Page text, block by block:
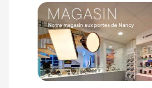
batterie DJI d'origine supplémentaire,
sessions créatives sans interruption.
Conçue pour l'immersion et la
Oubliez la gêne des caméras d'action
bras. Le kit s'accompagne d'une
matériau durable et respirant. Portée en
body), elle maintient la caméra au plus près